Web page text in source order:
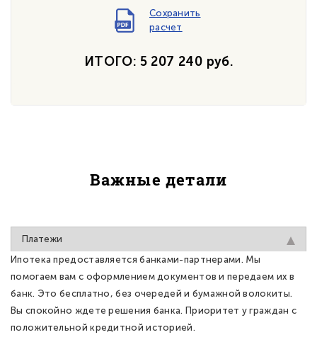
Сохранить
расчет
ИТОГО: 5 207 240 руб.
Важные детали
Платежи
Ипотека предоставляется банками-партнерами. Мы
помогаем вам с оформлением документов и передаем их в
банк. Это бесплатно, без очередей и бумажной волокиты.
Вы спокойно ждете решения банка. Приоритет у граждан с
положительной кредитной историей.